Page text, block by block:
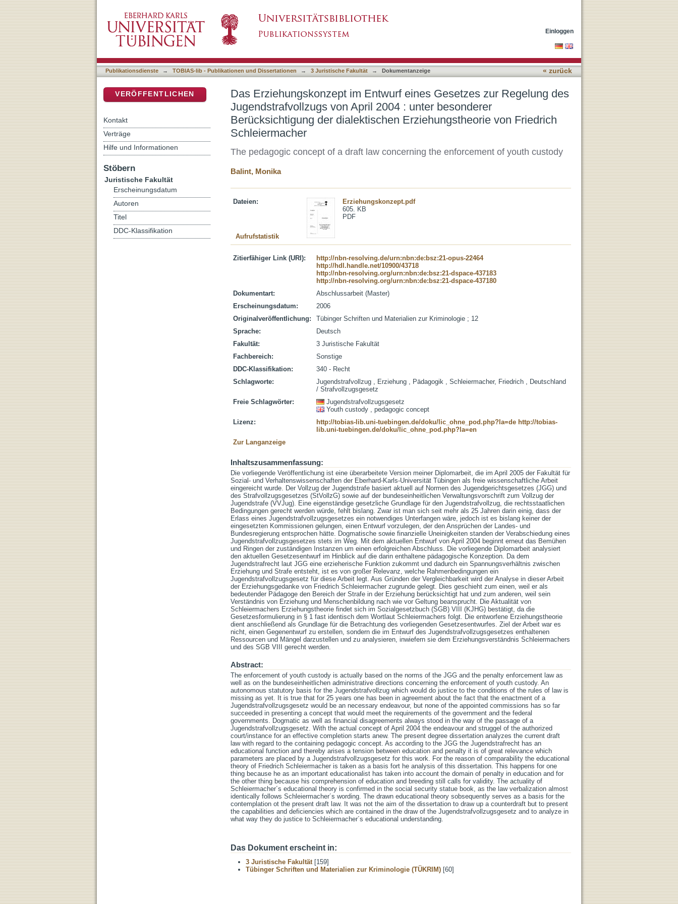
April 2004 : unter besonderer Berücksichtigung der dialektischen Erziehungstheorie von Friedrich
Schleiermacher
Einloggen
Publikationsdienste → TOBIAS-lib - Publikationen und Dissertationen → 3 Juristische Fakultät → Dokumentanzeige « zurück
Das Erziehungskonzept im Entwurf eines Gesetzes zur Regelung des
Jugendstrafvollzugs von April 2004 : unter besonderer
Berücksichtigung der dialektischen Erziehungstheorie von Friedrich
Schleiermacher
The pedagogic concept of a draft law concerning the enforcement of youth custody
Balint, Monika
Dateien:
Erziehungskonzept.pdf
605. KB
PDF
Aufrufstatistik
Zitierfähiger Link (URI):
http://nbn-resolving.de/urn:nbn:de:bsz:21-opus-22464
http://hdl.handle.net/10900/43718
http://nbn-resolving.org/urn:nbn:de:bsz:21-dspace-437183
http://nbn-resolving.org/urn:nbn:de:bsz:21-dspace-437180
Dokumentart:
Abschlussarbeit (Master)
Erscheinungsdatum:
2006
Originalveröffentlichung:
Tübinger Schriften und Materialien zur Kriminologie ; 12
Sprache:
Deutsch
Fakultät:
3 Juristische Fakultät
Fachbereich:
Sonstige
DDC-Klassifikation:
340 - Recht
Schlagworte:
Jugendstrafvollzug , Erziehung , Pädagogik , Schleiermacher, Friedrich , Deutschland
/ Strafvollzugsgesetz
Freie Schlagwörter:
Jugendstrafvollzugsgesetz
Youth custody , pedagogic concept
Lizenz:
http://tobias-lib.uni-tuebingen.de/doku/lic_ohne_pod.php?la=de http://tobias-
lib.uni-tuebingen.de/doku/lic_ohne_pod.php?la=en
Zur Langanzeige
Inhaltszusammenfassung:
Die vorliegende Veröffentlichung ist eine überarbeitete Version meiner Diplomarbeit, die im April 2005 der Fakultät für
Sozial- und Verhaltenswissenschaften der Eberhard-Karls-Universität Tübingen als freie wissenschaftliche Arbeit
eingereicht wurde. Der Vollzug der Jugendstrafe basiert aktuell auf Normen des Jugendgerichtsgesetzes (JGG) und
des Strafvollzugsgesetzes (StVollzG) sowie auf der bundeseinheitlichen Verwaltungsvorschrift zum Vollzug der
Jugendstrafe (VVJug). Eine eigenständige gesetzliche Grundlage für den Jugendstrafvollzug, die rechtsstaatlichen
Bedingungen gerecht werden würde, fehlt bislang. Zwar ist man sich seit mehr als 25 Jahren darin einig, dass der
Erlass eines Jugendstrafvollzugsgesetzes ein notwendiges Unterfangen wäre, jedoch ist es bislang keiner der
eingesetzten Kommissionen gelungen, einen Entwurf vorzulegen, der den Ansprüchen der Landes- und
Bundesregierung entsprochen hätte. Dogmatische sowie finanzielle Uneinigkeiten standen der Verabschiedung eines
Jugendstrafvollzugsgesetzes stets im Weg. Mit dem aktuellen Entwurf von April 2004 beginnt erneut das Bemühen
und Ringen der zuständigen Instanzen um einen erfolgreichen Abschluss. Die vorliegende Diplomarbeit analysiert
den aktuellen Gesetzesentwurf im Hinblick auf die darin enthaltene pädagogische Konzeption. Da dem
Jugendstrafrecht laut JGG eine erzieherische Funktion zukommt und dadurch ein Spannungsverhältnis zwischen
Erziehung und Strafe entsteht, ist es von großer Relevanz, welche Rahmenbedingungen ein
Jugendstrafvollzugsgesetz für diese Arbeit legt. Aus Gründen der Vergleichbarkeit wird der Analyse in dieser Arbeit
der Erziehungsgedanke von Friedrich Schleiermacher zugrunde gelegt. Dies geschieht zum einen, weil er als
bedeutender Pädagoge den Bereich der Strafe in der Erziehung berücksichtigt hat und zum anderen, weil sein
Verständnis von Erziehung und Menschenbildung nach wie vor Geltung beansprucht. Die Aktualität von
Schleiermachers Erziehungstheorie findet sich im Sozialgesetzbuch (SGB) VIII (KJHG) bestätigt, da die
Gesetzesformulierung in § 1 fast identisch dem Wortlaut Schleiermachers folgt. Die entworfene Erziehungstheorie
dient anschließend als Grundlage für die Betrachtung des vorliegenden Gesetzesentwurfes. Ziel der Arbeit war es
nicht, einen Gegenentwurf zu erstellen, sondern die im Entwurf des Jugendstrafvollzugsgesetzes enthaltenen
Ressourcen und Mängel darzustellen und zu analysieren, inwiefern sie dem Erziehungsverständnis Schleiermachers
und des SGB VIII gerecht werden.
Abstract:
The enforcement of youth custody is actually based on the norms of the JGG and the penalty enforcement law as
well as on the bundeseinheitlichen administrative directions concerning the enforcement of youth custody. An
autonomous statutory basis for the Jugendstrafvollzug which would do justice to the conditions of the rules of law is
missing as yet. It is true that for 25 years one has been in agreement about the fact that the enactment of a
Jugendstrafvollzugsgesetz would be an necessary endeavour, but none of the appointed commissions has so far
succeeded in presenting a concept that would meet the requirements of the government and the federal
governments. Dogmatic as well as financial disagreements always stood in the way of the passage of a
Jugendstrafvollzugsgesetz. With the actual concept of April 2004 the endeavour and struggel of the authorized
court/instance for an effective completion starts anew. The present degree dissertation analyzes the current draft
law with regard to the containing pedagogic concept. As according to the JGG the Jugendstrafrecht has an
educational function and thereby arises a tension between education and penalty it is of great relevance which
parameters are placed by a Jugendstrafvollzugsgesetz for this work. For the reason of comparability the educational
theory of Friedrich Schleiermacher is taken as a basis fort he analysis of this dissertation. This happens for one
thing because he as an important educationalist has taken into account the domain of penalty in education and for
the other thing because his comprehension of education and breeding still calls for validity. The actuality of
Schleiermacher´s educational theory is confirmed in the social security statue book, as the law verbalization almost
identically follows Schleiermacher´s wording. The drawn educational theory sobsequently serves as a basis for the
contemplation ot the present draft law. It was not the aim of the dissertation to draw up a counterdraft but to present
the capabilities and deficiencies which are contained in the draw of the Jugendstrafvollzugsgesetz and to analyze in
what way they do justice to Schleiermacher´s educational understanding.
Das Dokument erscheint in:
3 Juristische Fakultät[159]
Tübinger Schriften und Materialien zur Kriminologie (TÜKRIM) [60]
VERÖFFENTLICHEN
Kontakt
Verträge
Hilfe und Informationen
Stöbern
Juristische Fakultät
Erscheinungsdatum
Autoren
Titel
DDC-Klassifikation